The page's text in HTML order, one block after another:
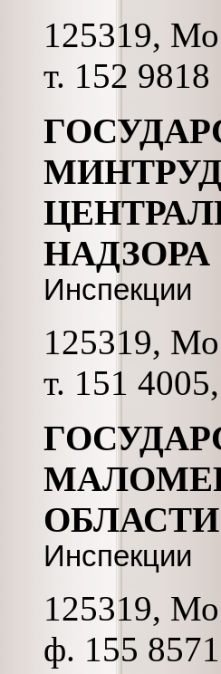
125319,
т. 152 9818
НАДЗОРА
Инспекции
125319,
т. 151
ОБЛАСТИ
Инспекции
125319,
ф. 155